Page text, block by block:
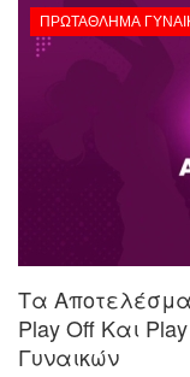
ΠΡΩΤΆΘΛΗΜΑ
Τα
Play Off Και
Γυναικών